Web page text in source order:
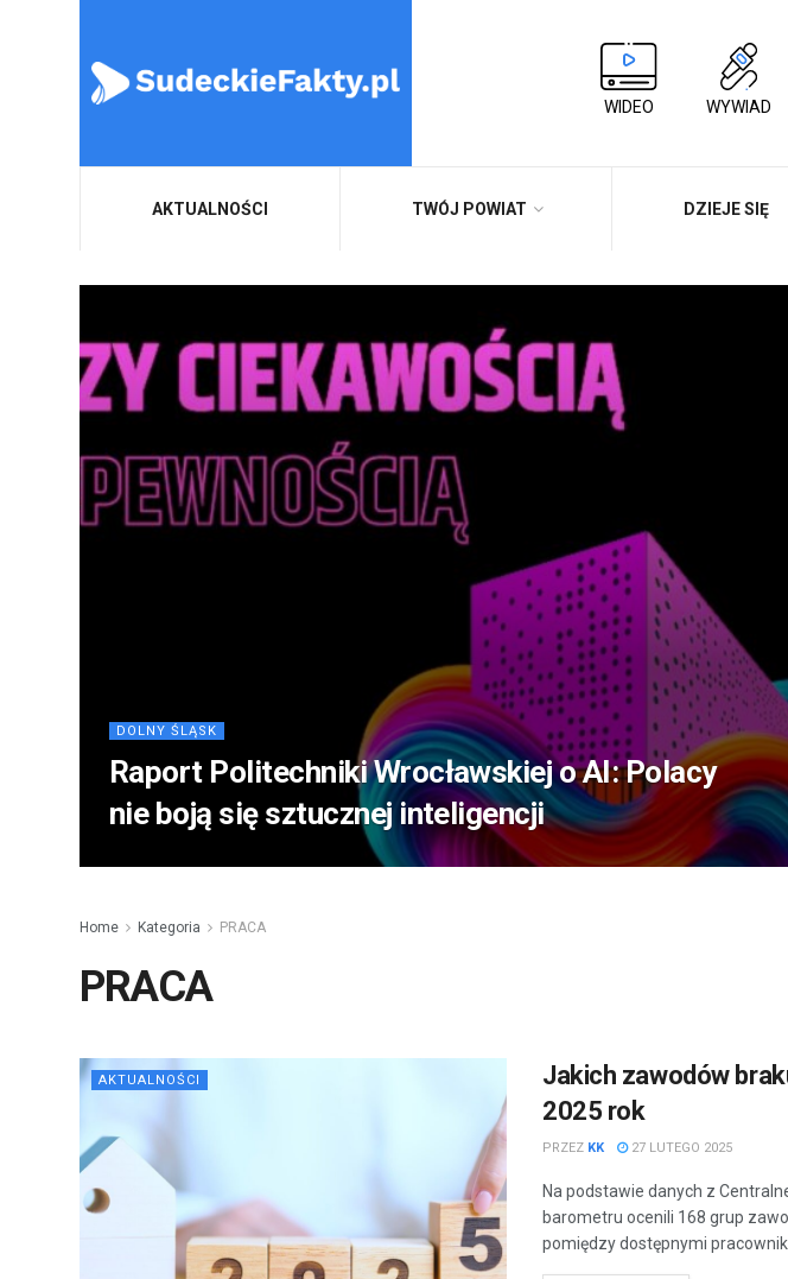
WIDEO WYWIAD
AKTUALNOŚCI TWÓJ POWIAT DZIEJE SIĘ
DOLNY ŚLĄSK
Raport Politechniki Wrocławskiej o AI: Polacy
nie boją się sztucznej inteligencji
Home Kategoria PRACA
PRACA
AKTUALNOŚCI
Jakich zawodów
2025 rok
PRZEZ KK 27 LUTEGO 2025
Na podstawie danych z
barometru ocenili 168 grup
pomiędzy dostępnymi